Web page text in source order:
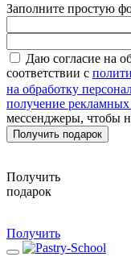
Заполните простую
Даю согласие на
соответствии с
на обработку
получение
мессенджеры, чтобы
Получить подарок
Получить
подарок
Получить